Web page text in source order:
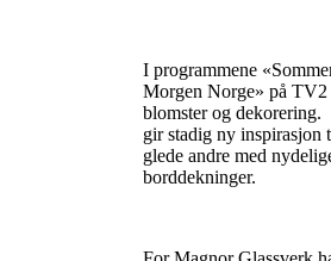
I programmene
Morgen Norge» på TV2
blomster og dekorering.
gir stadig ny inspirasjon
glede andre med
borddekninger.